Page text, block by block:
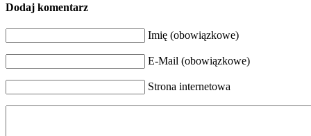
Dodaj komentarz
Imię (obowiązkowe)
E-Mail (obowiązkowe)
Strona internetowa